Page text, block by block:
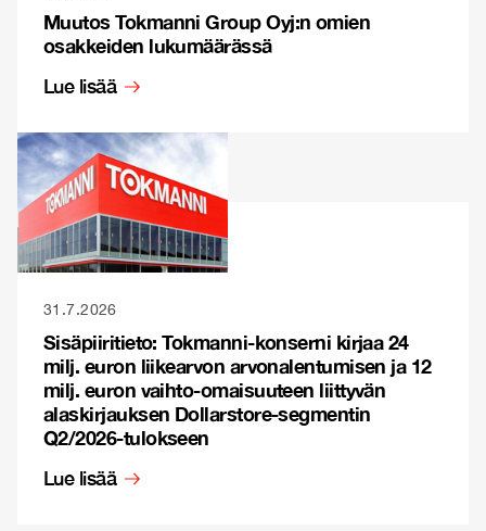
Muutos Tokmanni Group Oyj:n omien
osakkeiden lukumäärässä
Lue lisää
31.7.2026
Sisäpiiritieto: Tokmanni-konserni kirjaa 24
milj. euron liikearvon arvonalentumisen ja 12
milj. euron vaihto-omaisuuteen liittyvän
alaskirjauksen Dollarstore-segmentin
Q2/2026-tulokseen
Lue lisää